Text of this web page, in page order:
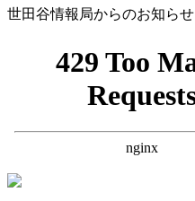
世田谷情報局からのお知らせ